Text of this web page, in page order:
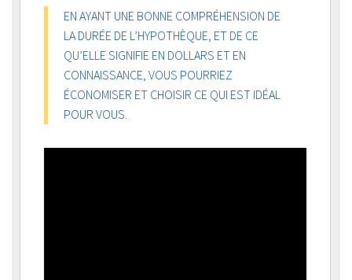
EN AYANT UNE BONNE COMPRÉHENSION DE
LA DURÉE DE L’HYPOTHÈQUE, ET DE CE
QU’ELLE SIGNIFIE EN DOLLARS ET EN
CONNAISSANCE, VOUS POURRIEZ
ÉCONOMISER ET CHOISIR CE QUI EST IDÉAL
POUR VOUS.